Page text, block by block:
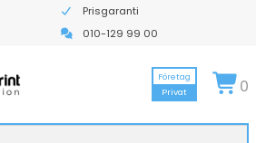
Prisgaranti
010-129 99 00
Företag
Privat
0